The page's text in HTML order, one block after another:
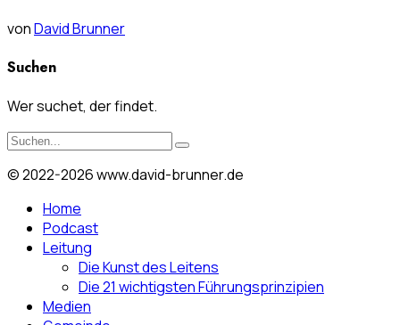
vonDavid Brunner
Suchen
Wer suchet, der findet.
© 2022-2026 www.david-brunner.de
Home
Podcast
Leitung
Die Kunst des Leitens
Die 21 wichtigsten Führungsprinzipien
Medien